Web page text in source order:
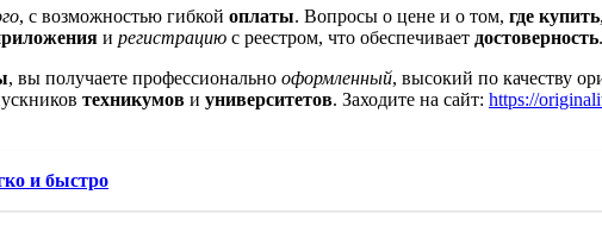
, с возможностью гибкой оплаты. Вопросы о цене и о том, где купить
и регистрацию с реестром, что обеспечивает достоверность.
, вы получаете профессионально оформленный, высокий по качеству
техникумов и университетов. Заходите на сайт: https://
и быстро